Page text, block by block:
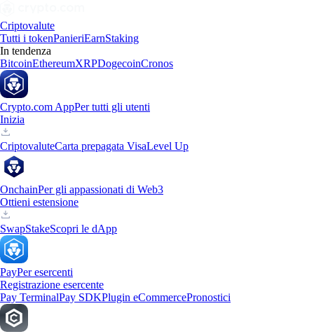
Criptovalute
Tutti i tokenPanieriEarnStaking
In tendenza
BitcoinEthereumXRPDogecoinCronos
Crypto.com AppPer tutti gli utenti
Inizia
CriptovaluteCarta prepagata VisaLevel Up
OnchainPer gli appassionati di Web3
Ottieni estensione
SwapStakeScopri le dApp
PayPer esercenti
Registrazione esercente
Pay TerminalPay SDKPlugin eCommercePronostici